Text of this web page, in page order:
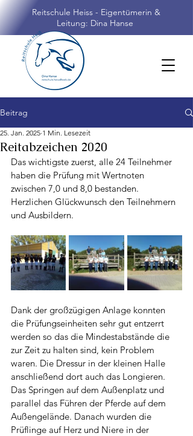
Reitschule Heiss - Eigentümerin &
Leitung: Dina Hanse
Beitrag
Reitabzeichen 2020
25. Jan. 2025 1 Min. Lesezeit
Das wichtigste zuerst, alle 24 Teilnehmer
haben die Prüfung mit Wertnoten
zwischen 7,0 und 8,0 bestanden.
Herzlichen Glückwunsch den Teilnehmern
und Ausbildern.
Dank der großzügigen Anlage konnten
die Prüfungseinheiten sehr gut entzerrt
werden so das die Mindestabstände die
zur Zeit zu halten sind, kein Problem
waren. Die Dressur in der kleinen Halle
anschließend dort auch das Longieren.
Das Springen auf dem Außenplatz und
parallel das Führen der Pferde auf dem
Außengelände. Danach wurden die
Prüflinge auf Herz und Niere in der